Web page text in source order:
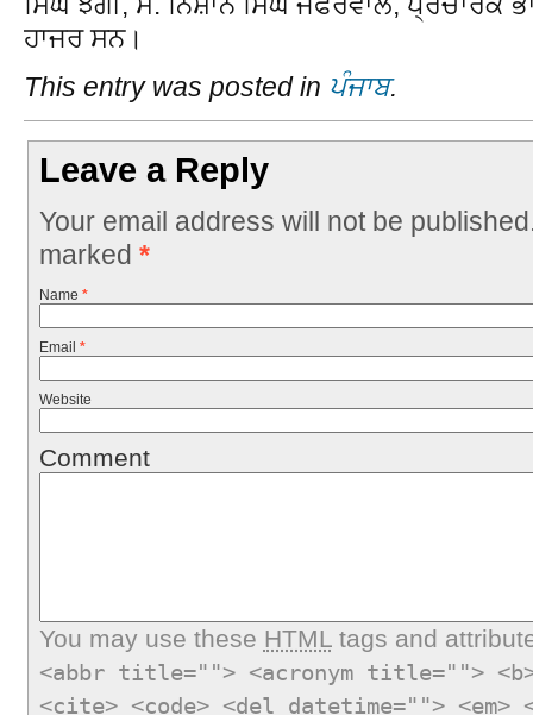
ਹਾਜਰ ਸਨ।
This entry was posted in ਪੰਜਾਬ.
Leave a Reply
Your email address will not be
marked *
Name *
Email *
Website
Comment
You may use these HTMLtags and
<abbr title=""> <acronym title="">
<cite> <code> <del datetime="">